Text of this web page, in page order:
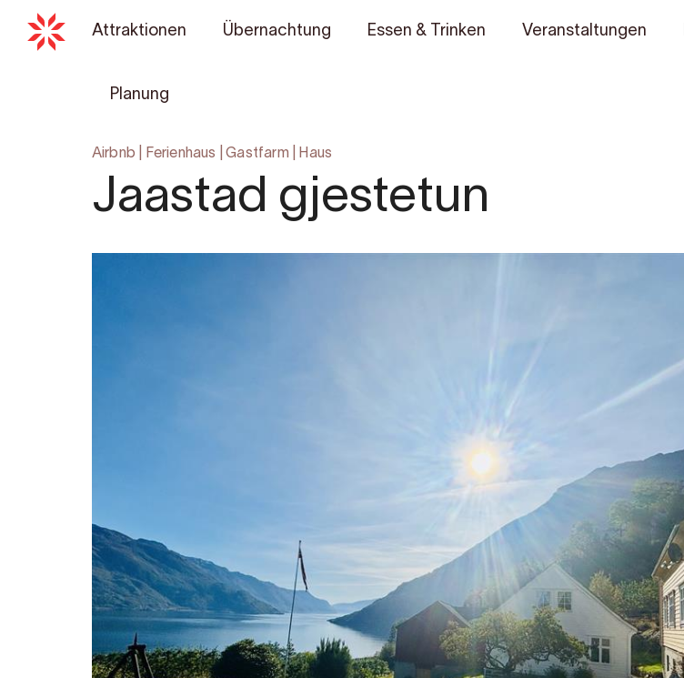
Attraktionen Übernachtung Essen & Trinken Veranstaltungen
Planung
Airbnb Ferienhaus |Gastfarm Haus
Jaastad gjestetun